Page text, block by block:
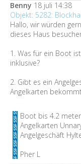
Benny 18 juli 14:38
Objekt: 5282:
Hallo, wir würden
dieses Haus
1. Was für ein Boot
inklusive?
2. Gibt es ein
Angelkarten
Boot bis 4.2
Angelkarten
Angelgeschäft
Pher L